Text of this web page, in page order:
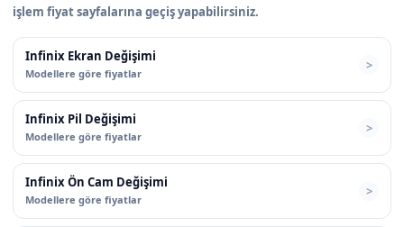
işlem fiyat sayfalarına geçiş yapabilirsiniz.
Infinix Ekran Değişimi
Modellere göre fiyatlar
Infinix Pil Değişimi
Modellere göre fiyatlar
Infinix Ön Cam Değişimi
Modellere göre fiyatlar